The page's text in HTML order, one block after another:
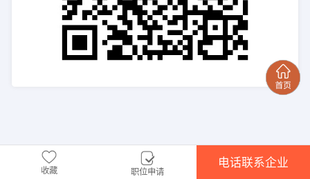
收藏 职位申请
电话联系企业